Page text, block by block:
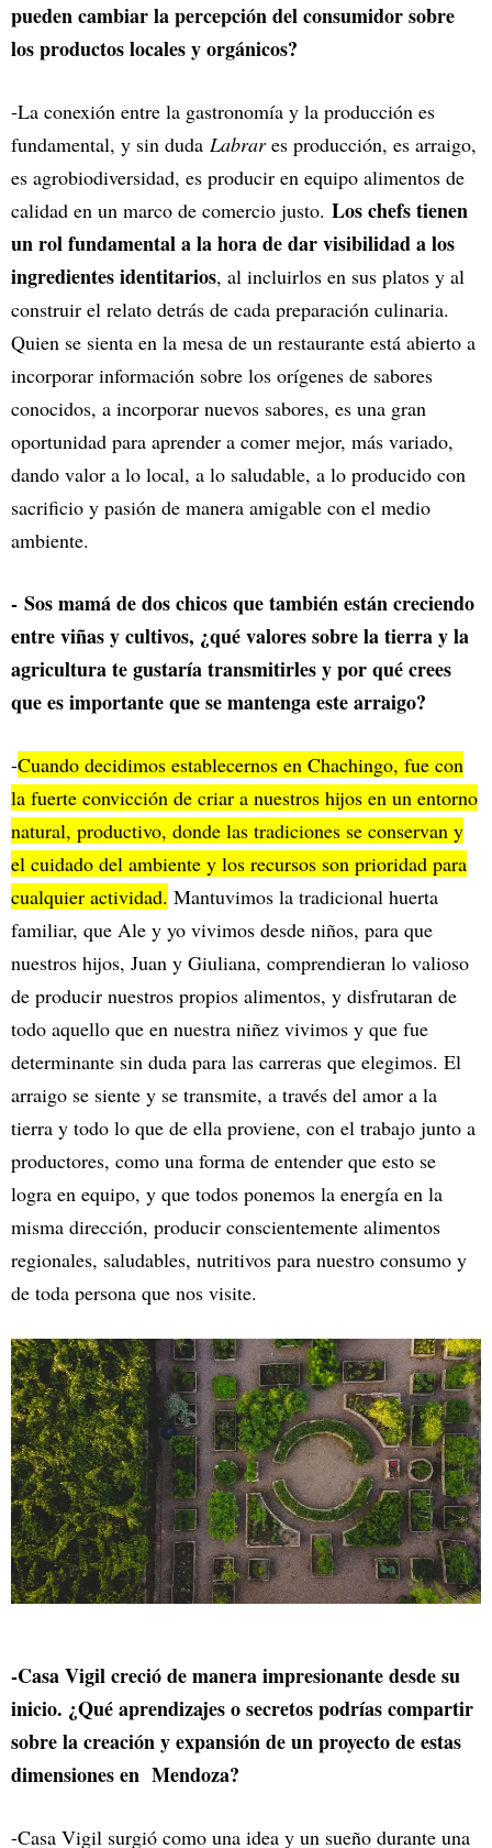
pueden cambiar la percepción del consumidor sobre
los productos locales y orgánicos?
-La conexión entre la gastronomía y la producción es
fundamental, y sin duda Labrares producción, es arraigo,
es agrobiodiversidad, es producir en equipo alimentos de
calidad en un marco de comercio justo. Los chefs tienen
un rol fundamental a la hora de dar visibilidad a los
ingredientes identitarios, al incluirlos en sus platos y al
construir el relato detrás de cada preparación culinaria.
Quien se sienta en la mesa de un restaurante está abierto a
incorporar información sobre los orígenes de sabores
conocidos, a incorporar nuevos sabores, es una gran
oportunidad para aprender a comer mejor, más variado,
dando valor a lo local, a lo saludable, a lo producido con
sacrificio y pasión de manera amigable con el medio
ambiente.
- Sos mamá de dos chicos que también están creciendo
entre viñas y cultivos, ¿qué valores sobre la tierra y la
agricultura te gustaría transmitirles y por qué crees
que es importante que se mantenga este arraigo?
-Cuando decidimos establecernos en Chachingo, fue con
la fuerte convicción de criar a nuestros hijos en un entorno
natural, productivo, donde las tradiciones se conservan y
el cuidado del ambiente y los recursos son prioridad para
cualquier actividad. Mantuvimos la tradicional huerta
familiar, que Ale y yo vivimos desde niños, para que
nuestros hijos, Juan y Giuliana, comprendieran lo valioso
de producir nuestros propios alimentos, y disfrutaran de
todo aquello que en nuestra niñez vivimos y que fue
determinante sin duda para las carreras que elegimos. El
arraigo se siente y se transmite, a través del amor a la
tierra y todo lo que de ella proviene, con el trabajo junto a
productores, como una forma de entender que esto se
logra en equipo, y que todos ponemos la energía en la
misma dirección, producir conscientemente alimentos
regionales, saludables, nutritivos para nuestro consumo y
de toda persona que nos visite.
-Casa Vigil creció de manera impresionante desde su
inicio. ¿Qué aprendizajes o secretos podrías compartir
sobre la creación y expansión de un proyecto de estas
dimensiones en Mendoza?
-Casa Vigil surgió como una idea y un sueño durante una